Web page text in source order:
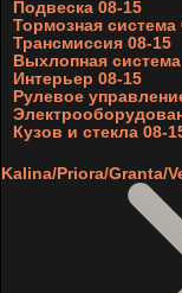
Подвеска 08-15
Тормозная система
Трансмиссия 08-15
Выхлопная
Интерьер 08-15
Рулевое
Кузов и стекла 08-
Kalina/Priora/Granta/